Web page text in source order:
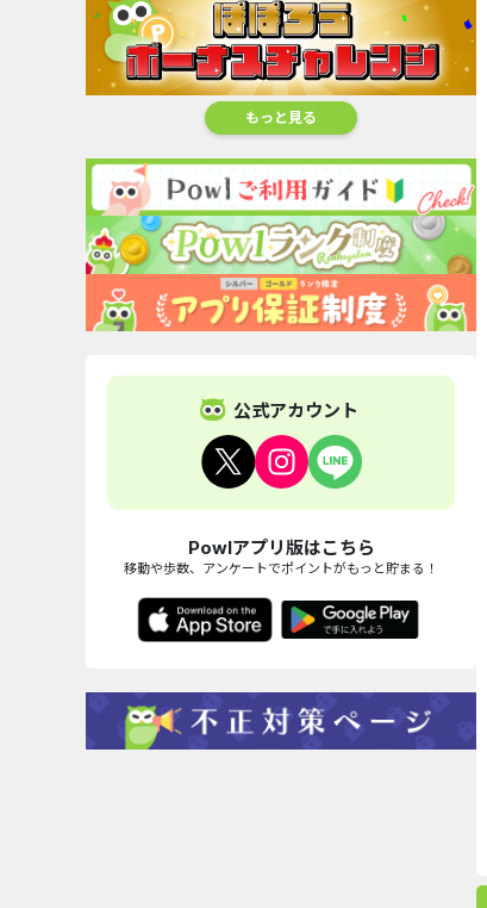
もっと見る
公式アカウント
Powlアプリ版はこちら
移動や歩数、アンケートでポイントがもっと貯まる！